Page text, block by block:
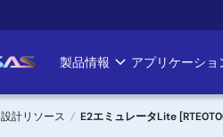
Main
製品情報 アプリケーショ
設計リソース E2エミュレータLite